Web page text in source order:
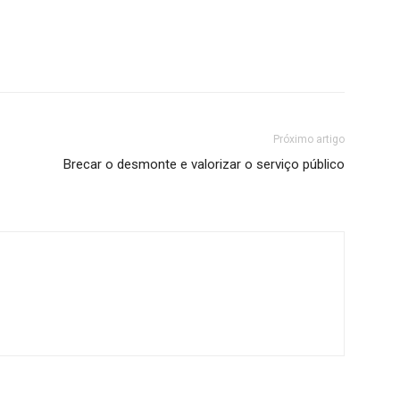
Próximo artigo
Brecar o desmonte e valorizar o serviço público